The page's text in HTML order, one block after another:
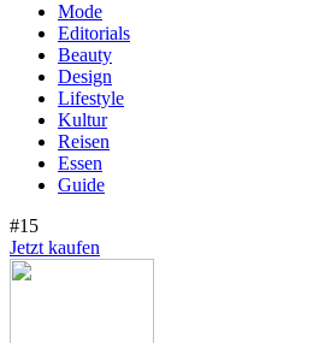
Mode
Editorials
Beauty
Design
Lifestyle
Kultur
Reisen
Essen
Guide
#15
Jetzt kaufen